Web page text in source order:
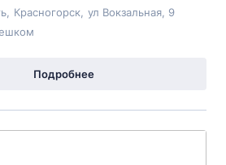
Красногорск ул Вокзальная , 9
Подробнее